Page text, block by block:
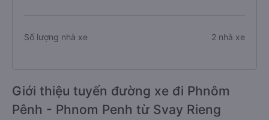
Số lượng nhà xe 2 nhà xe
Giới thiệu tuyến đường xe đi Phnôm
Pênh - Phnom Penh từ Svay Rieng